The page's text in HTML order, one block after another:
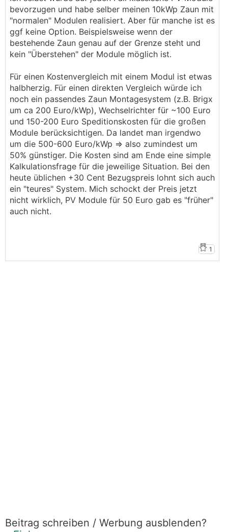
Vorteile hat das System, aber ob die den
zehnfachen Preis rechtfertigen?
bevorzugen und habe selber meinen 10kWp Zaun mit
"normalen" Modulen realisiert. Aber für manche ist es
ggf keine Option. Beispielsweise wenn der
bestehende Zaun genau auf der Grenze steht und
kein "Überstehen" der Module möglich ist.
Für einen Kostenvergleich mit einem Modul ist etwas
halbherzig. Für einen direkten Vergleich würde ich
noch ein passendes Zaun Montagesystem (z.B. Brigx
um ca 200 Euro/kWp), Wechselrichter für ~100 Euro
und 150-200 Euro Speditionskosten für die großen
Module berücksichtigen. Da landet man irgendwo
um die 500-600 Euro/kWp => also zumindest um
50% günstiger. Die Kosten sind am Ende eine simple
Kalkulationsfrage für die jeweilige Situation. Bei den
heute üblichen +30 Cent Bezugspreis lohnt sich auch
ein "teures" System. Mich schockt der Preis jetzt
nicht wirklich, PV Module für 50 Euro gab es "früher"
auch nicht.
1
Beitrag schreiben / Werbung ausblenden?